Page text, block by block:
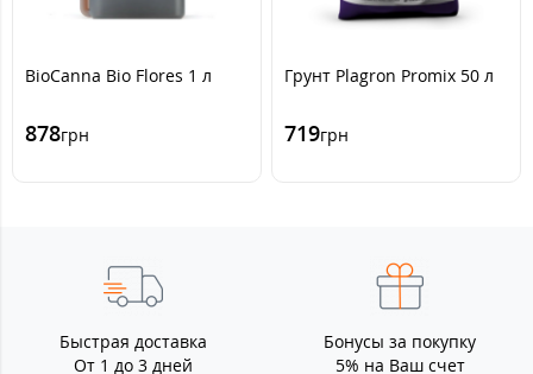
BioCanna Bio Flores 1 л
878грн
Грунт Plagron Promix 50 л
719грн
Быстрая доставка
От 1 до 3 дней
Бонусы за покупку
5% на Ваш счет